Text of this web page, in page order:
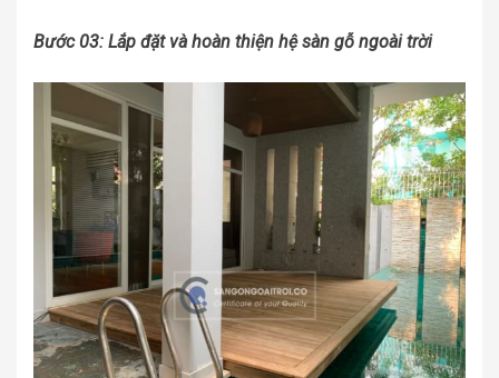
Bước 03: Lắp đặt và hoàn thiện hệ sàn gỗ ngoài trời